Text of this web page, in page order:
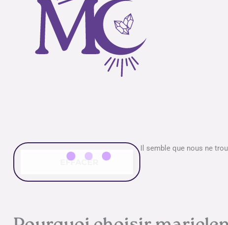
EFFACER
Il semble que nous ne